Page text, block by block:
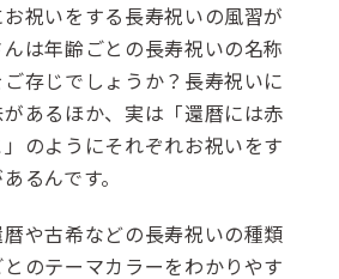
祝いをする長寿祝いの風習が
は年齢ごとの長寿祝いの名称
存じでしょうか？長寿祝いに
あるほか、実は「還暦には赤
のようにそれぞれお祝いをす
るんです。
や古希などの長寿祝いの種類
のテーマカラーをわかりやす